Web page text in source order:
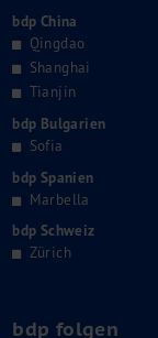
bdp China
Qingdao
Shanghai
Tianjin
bdp Bulgarien
Sofia
bdp Spanien
Marbella
bdp Schweiz
Zürich
bdp folgen